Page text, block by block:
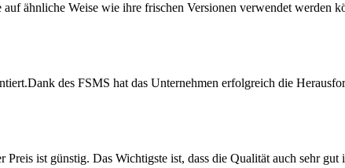
ähnliche Weise wie ihre frischen Versionen verwendet werden
des FSMS hat das Unternehmen erfolgreich die
ist günstig. Das Wichtigste ist, dass die Qualität auch sehr gut